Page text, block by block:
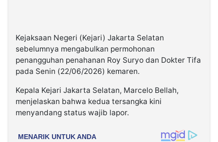
Kejaksaan Negeri (Kejari) Jakarta Selatan
sebelumnya mengabulkan permohonan
penangguhan penahanan Roy Suryo dan Dokter Tifa
pada Senin (22/06/2026) kemaren.
Kepala Kejari Jakarta Selatan, Marcelo Bellah,
menjelaskan bahwa kedua tersangka kini
menyandang status wajib lapor.